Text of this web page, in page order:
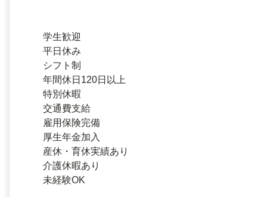
学生歓迎
平日休み
シフト制
年間休日120日以上
特別休暇
交通費支給
雇用保険完備
厚生年金加入
産休・育休実績あり
介護休暇あり
未経験OK